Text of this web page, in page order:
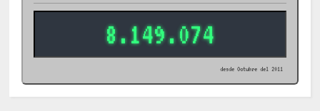
8.149.074
desde Octubre del 2011